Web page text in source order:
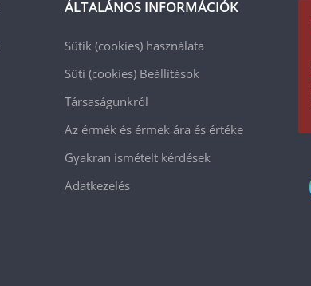
ÁLTALÁNOS INFORMÁCIÓK
Sütik (cookies) használata
Süti (cookies) Beállítások
Társaságunkról
Az érmék és érmek ára és értéke
Gyakran ismételt kérdések
Adatkezelés